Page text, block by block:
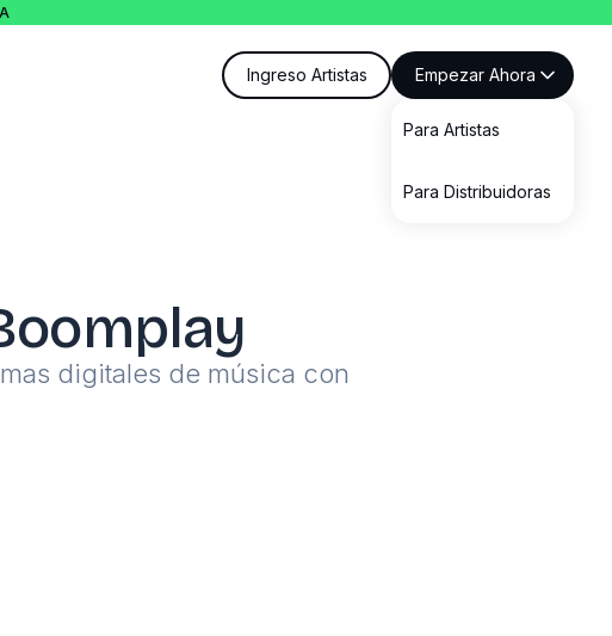
Ingreso Artistas Empezar Ahora
Para Artistas
Para Distribuidoras
digitales de música con